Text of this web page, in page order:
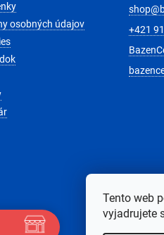
Tento web
vyjadrujete
osobných údajov
shop@
+421